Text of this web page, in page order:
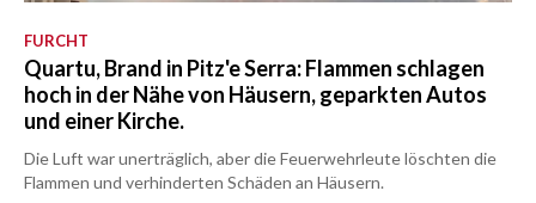
FURCHT
Quartu, Brand in Pitz'e Serra: Flammen schlagen
hoch in der Nähe von Häusern, geparkten Autos
und einer Kirche.
Die Luft war unerträglich, aber die Feuerwehrleute löschten die
Flammen und verhinderten Schäden an Häusern.